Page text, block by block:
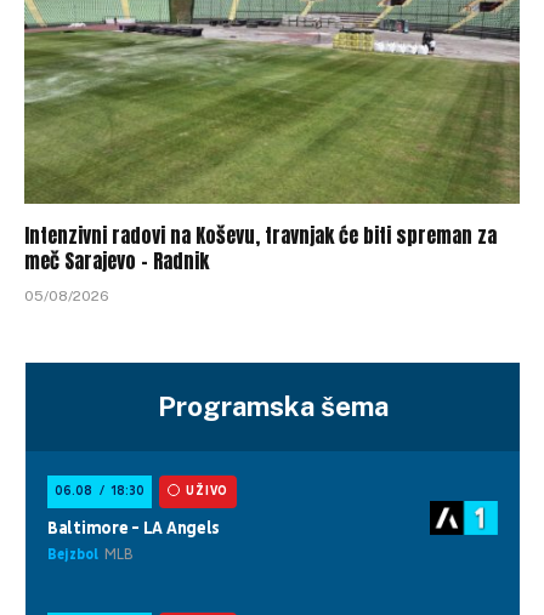
Intenzivni radovi na Koševu, travnjak će biti spreman za
meč Sarajevo – Radnik
05/08/2026
Programska šema